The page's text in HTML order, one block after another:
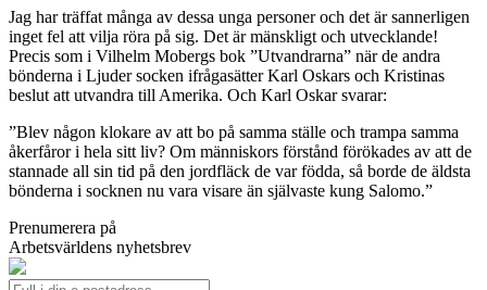
Jag har träffat många av dessa unga personer och det är sannerligen
inget fel att vilja röra på sig. Det är mänskligt och utvecklande!
Precis som i Vilhelm Mobergs bok ”Utvandrarna” när de andra
bönderna i Ljuder socken ifrågasätter Karl Oskars och Kristinas
beslut att utvandra till Amerika. Och Karl Oskar svarar:
”Blev någon klokare av att bo på samma ställe och trampa samma
åkerfåror i hela sitt liv? Om människors förstånd förökades av att de
stannade all sin tid på den jordfläck de var födda, så borde de äldsta
bönderna i socknen nu vara visare än självaste kung Salomo.”
Prenumerera på
Arbetsvärldens nyhetsbrev